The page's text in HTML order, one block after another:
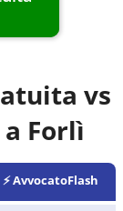
vs
Forlì
⚡ AvvocatoFlash